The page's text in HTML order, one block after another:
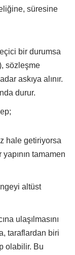
süresine
bir durumsa
sözleşme
askıya alınır.
durur.
hale getiriyorsa
tamamen
altüst
ulaşılmasını
taraflardan biri
olabilir. Bu